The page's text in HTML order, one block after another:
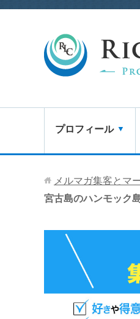
プロフィール
メルマガ集客とマ
宮古島のハンモック